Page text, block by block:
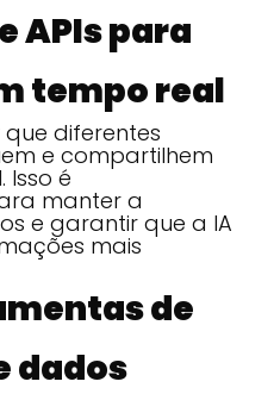
APIs para
tempo real
que diferentes
e compartilhem
é
manter a
e garantir que a IA
mais
de
dados